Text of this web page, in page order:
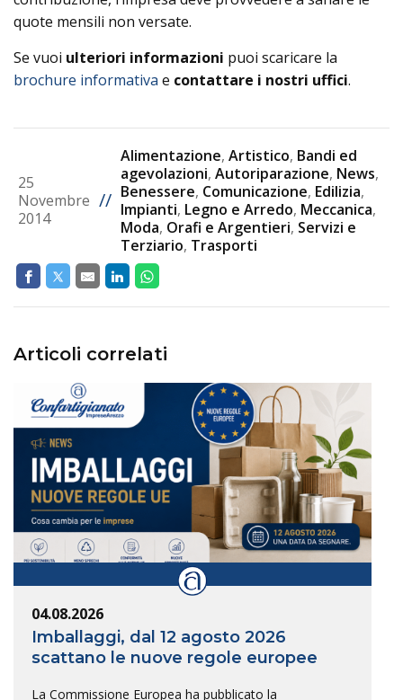
quote mensili non versate.
Se vuoi ulteriori informazioni puoi scaricare la
brochure informativa e contattare i nostri uffici.
25
Novembre
2014
//
Alimentazione, Artistico, Bandi ed
agevolazioni, Autoriparazione, News,
Benessere, Comunicazione, Edilizia,
Impianti, Legno e Arredo, Meccanica,
Moda, Orafi e Argentieri, Servizi e
Terziario, Trasporti
Articoli correlati
04.08.2026
Imballaggi, dal 12 agosto 2026
scattano le nuove regole europee
La Commissione Europea ha pubblicato la